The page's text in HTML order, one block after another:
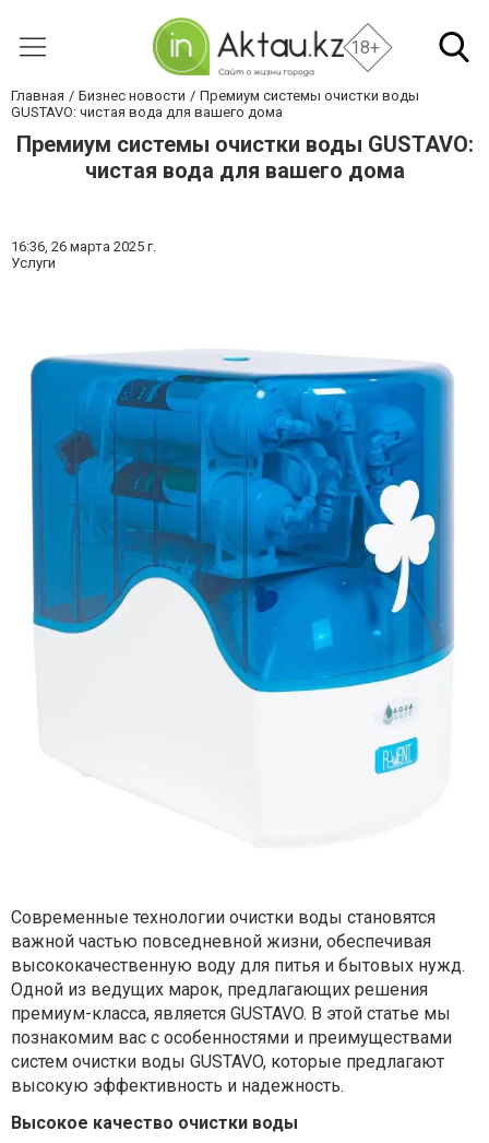
18+
Главная Бизнес новости
Премиум системы очистки воды
GUSTAVO: чистая вода для вашего дома
Премиум системы очистки воды GUSTAVO:
чистая вода для вашего дома
16:36, 26 марта 2025 г.
Услуги
Современные технологии очистки воды становятся
важной частью повседневной жизни, обеспечивая
высококачественную воду для питья и бытовых нужд.
Одной из ведущих марок, предлагающих решения
премиум-класса, является GUSTAVO. В этой статье мы
познакомим вас с особенностями и преимуществами
систем очистки воды GUSTAVO, которые предлагают
высокую эффективность и надежность.
Высокое качество очистки воды